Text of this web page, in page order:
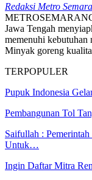
Redaksi Metro
Jawa Tengah
memenuhi kebutuhan
Minyak goreng
TERPOPULER
Pupuk Indonesia
Pembangunan Tol
Saifullah :
Untuk…
Ingin Daftar Mitra